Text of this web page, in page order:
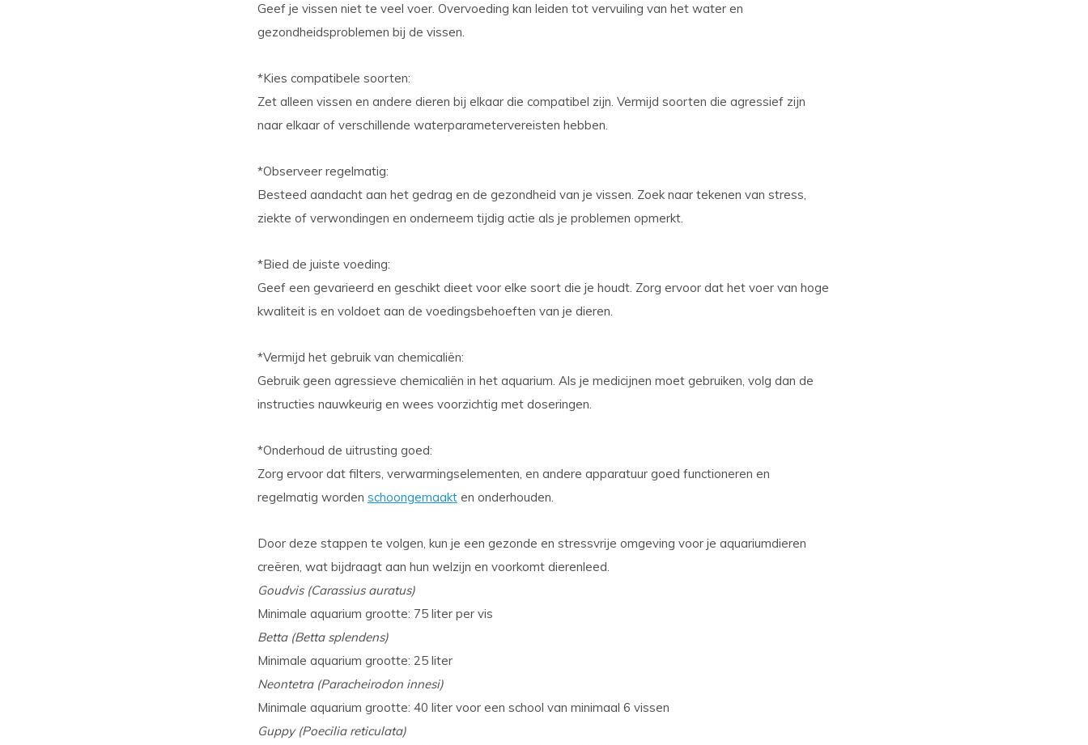
Geef je vissen niet te veel voer. Overvoeding kan leiden tot vervuiling van het water en
gezondheidsproblemen bij de vissen.
*Kies compatibele soorten:
Zet alleen vissen en andere dieren bij elkaar die compatibel zijn. Vermijd soorten die agressief zijn
naar elkaar of verschillende waterparametervereisten hebben.
*Observeer regelmatig:
Besteed aandacht aan het gedrag en de gezondheid van je vissen. Zoek naar tekenen van stress,
ziekte of verwondingen en onderneem tijdig actie als je problemen opmerkt.
*Bied de juiste voeding:
Geef een gevarieerd en geschikt dieet voor elke soort die je houdt. Zorg ervoor dat het voer van hoge
kwaliteit is en voldoet aan de voedingsbehoeften van je dieren.
*Vermijd het gebruik van chemicaliën:
Gebruik geen agressieve chemicaliën in het aquarium. Als je medicijnen moet gebruiken, volg dan de
instructies nauwkeurig en wees voorzichtig met doseringen.
*Onderhoud de uitrusting goed:
Zorg ervoor dat filters, verwarmingselementen, en andere apparatuur goed functioneren en
regelmatig worden schoongemaakt en onderhouden.
Door deze stappen te volgen, kun je een gezonde en stressvrije omgeving voor je aquariumdieren
creëren, wat bijdraagt aan hun welzijn en voorkomt dierenleed.
Goudvis (Carassius auratus)
Minimale aquarium grootte: 75 liter per vis
Betta (Betta splendens)
Minimale aquarium grootte: 25 liter
Neontetra (Paracheirodon innesi)
Minimale aquarium grootte: 40 liter voor een school van minimaal 6 vissen
Guppy (Poecilia reticulata)